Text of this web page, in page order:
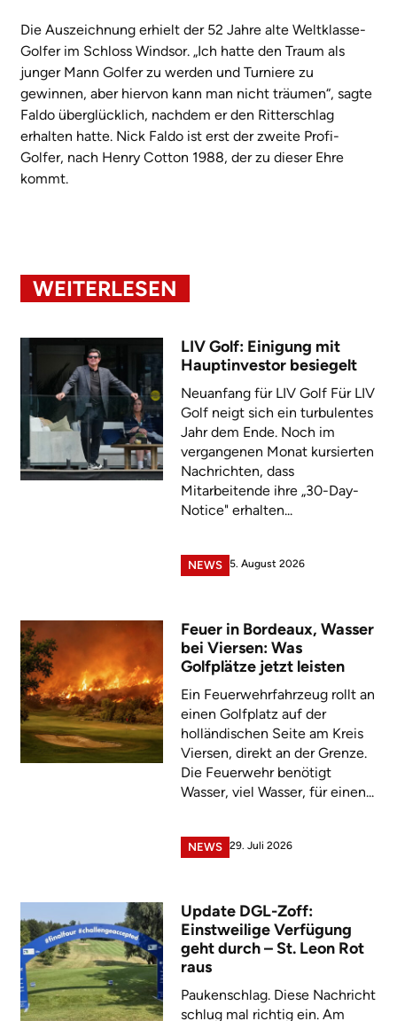
Die Auszeichnung erhielt der 52 Jahre alte Weltklasse-
Golfer im Schloss Windsor. „Ich hatte den Traum als
junger Mann Golfer zu werden und Turniere zu
gewinnen, aber hiervon kann man nicht träumen“, sagte
Faldo überglücklich, nachdem er den Ritterschlag
erhalten hatte. Nick Faldo ist erst der zweite Profi-
Golfer, nach Henry Cotton 1988, der zu dieser Ehre
kommt.
WEITERLESEN
LIV Golf: Einigung mit
Hauptinvestor besiegelt
Neuanfang für LIV Golf Für LIV
Golf neigt sich ein turbulentes
Jahr dem Ende. Noch im
vergangenen Monat kursierten
Nachrichten, dass
Mitarbeitende ihre „30-Day-
Notice" erhalten...
NEWS 5. August 2026
Feuer in Bordeaux, Wasser
bei Viersen: Was
Golfplätze jetzt leisten
Ein Feuerwehrfahrzeug rollt an
einen Golfplatz auf der
holländischen Seite am Kreis
Viersen, direkt an der Grenze.
Die Feuerwehr benötigt
Wasser, viel Wasser, für einen...
NEWS 29. Juli 2026
Update DGL-Zoff:
Einstweilige Verfügung
geht durch – St. Leon Rot
raus
Paukenschlag. Diese Nachricht
schlug mal richtig ein. Am